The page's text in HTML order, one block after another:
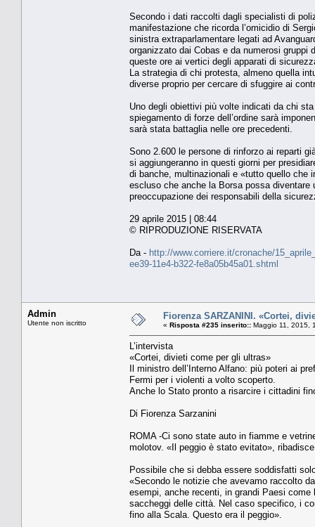
Secondo i dati raccolti dagli specialisti di
manifestazione che ricorda l’omicidio di
sinistra extraparlamentare legati ad
organizzato dai Cobas e da numerosi
queste ore ai vertici degli apparati di
La strategia di chi protesta, almeno quella
diverse proprio per cercare di sfuggire ai
Uno degli obiettivi più volte indicati da chi
spiegamento di forze dell’ordine sarà
sarà stata battaglia nelle ore precedenti.
Sono 2.600 le persone di rinforzo ai reparti
si aggiungeranno in questi giorni per
di banche, multinazionali e «tutto quello che
escluso che anche la Borsa possa diventare
preoccupazione dei responsabili della
29 aprile 2015 | 08:44
© RIPRODUZIONE RISERVATA
Da - http://www.corriere.it/cronache/
ee39-11e4-b322-fe8a05b45a01.shtml
Admin
Utente non iscritto
Fiorenza SARZANINI. «Cortei,
« Risposta #235 inserito:: Maggio 11, 2015,
L’intervista
«Cortei, divieti come per gli ultras»
Il ministro dell’Interno Alfano: più poteri ai
Fermi per i violenti a volto scoperto.
Anche lo Stato pronto a risarcire i cittadini
Di Fiorenza Sarzanini
ROMA -Ci sono state auto in fiamme e
molotov. «Il peggio è stato evitato»,
Possibile che si debba essere soddisfatti
«Secondo le notizie che avevamo raccolto
esempi, anche recenti, in grandi Paesi
saccheggi delle città. Nel caso specifico, i
fino alla Scala. Questo era il peggio».